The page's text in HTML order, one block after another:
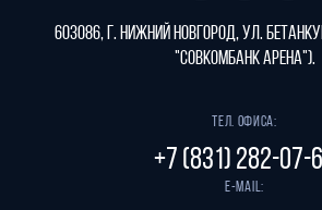
603086, г. Нижний Новгород, ул.
"СОВКОМБАНК АРЕНА").
Тел. офиса:
+7 (831) 282-07-
E-mail: